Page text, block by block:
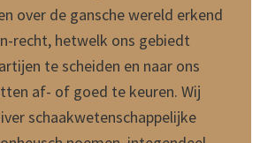
over de gansche wereld erkend
recht, hetwelk ons gebiedt
te scheiden en naar ons
af- of goed te keuren. Wij
schaakwetenschappelijke